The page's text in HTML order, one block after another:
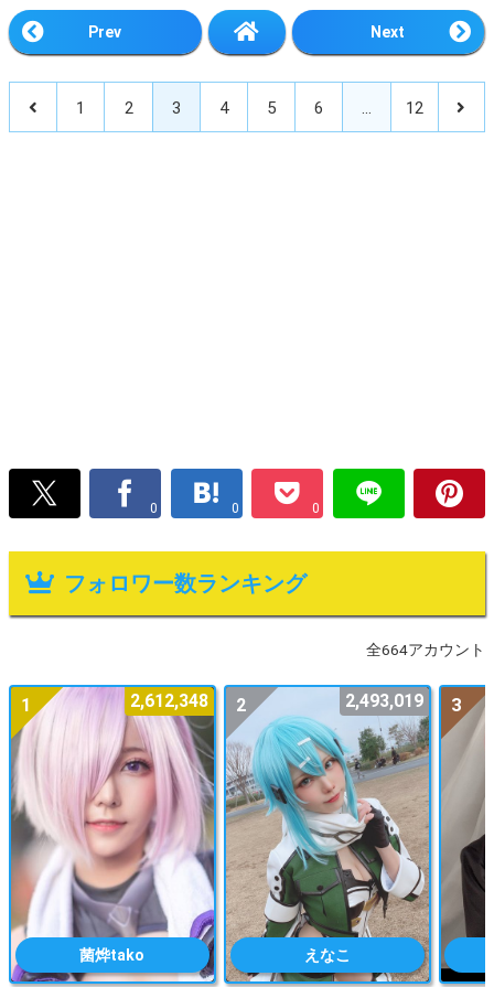
Prev Next
1 2 3 4 5 6 12
0 0 0
フォロワー数ランキング
全664アカウント
菌烨tako
1 2,612,348
えなこ
2 2,493,019 3